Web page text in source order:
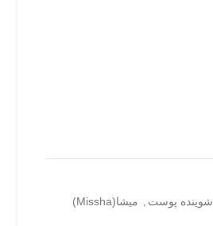
شوینده پوست
میشا(Missha)